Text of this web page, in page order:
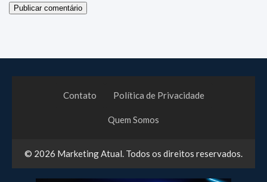
Contato Política de Privacidade
Quem Somos
© 2026 Marketing Atual. Todos os direitos reservados.